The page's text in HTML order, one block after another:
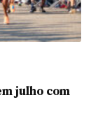
julho com